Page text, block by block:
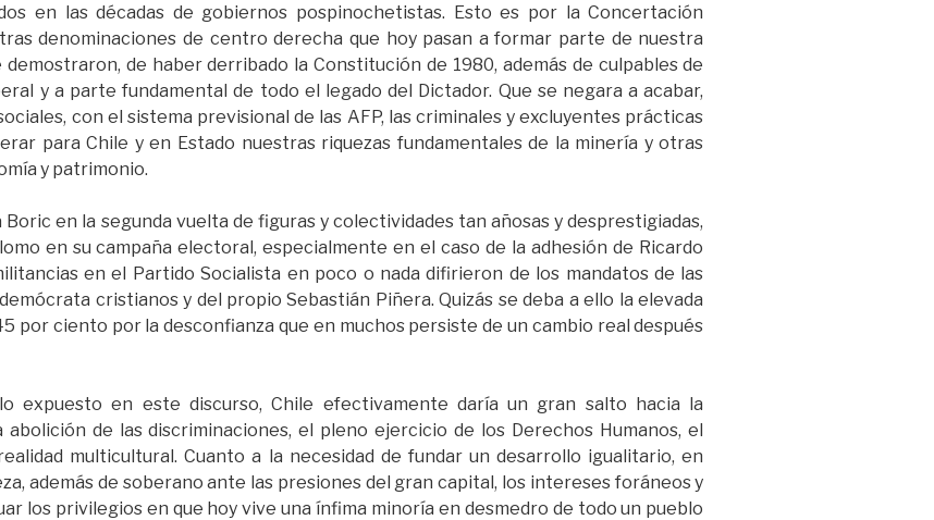
en las décadas de gobiernos pospinochetistas. Esto es por la Concertación
denominaciones de centro derecha que hoy pasan a formar parte de nuestra
de haber derribado la Constitución de 1980, además de culpables de
y a parte fundamental de todo el legado del Dictador. Que se negara a acabar,
con el sistema previsional de las AFP, las criminales y excluyentes prácticas
para Chile y en Estado nuestras riquezas fundamentales de la minería y otras
y patrimonio.
Boric en la segunda vuelta de figuras y colectividades tan añosas y desprestigiadas,
en su campaña electoral, especialmente en el caso de la adhesión de Ricardo
en el Partido Socialista en poco o nada difirieron de los mandatos de las
cristianos y del propio Sebastián Piñera. Quizás se deba a ello la elevada
por ciento por la desconfianza que en muchos persiste de un cambio real después
expuesto en este discurso, Chile efectivamente daría un gran salto hacia la
de las discriminaciones, el pleno ejercicio de los Derechos Humanos, el
multicultural. Cuanto a la necesidad de fundar un desarrollo igualitario, en
además de soberano ante las presiones del gran capital, los intereses foráneos y
los privilegios en que hoy vive una ínfima minoría en desmedro de todo un pueblo